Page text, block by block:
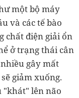
một bộ máy
và các tế bào
chất điện giải ổn
ở trạng thái cân
gây mất
giảm xuống.
"khát" lên não